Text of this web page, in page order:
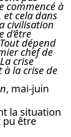
commencé à
cela dans
civilisation
d’être
dépend
chef de
crise
la crise de
, mai-juin
la situation
pu être